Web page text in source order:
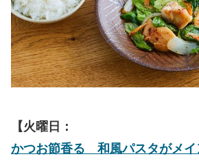
【火曜日：
かつお節香る 和風パスタがメイ